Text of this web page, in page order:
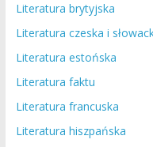
Literatura brytyjska
Literatura czeska i
Literatura estońska
Literatura faktu
Literatura francuska
Literatura hiszpańska